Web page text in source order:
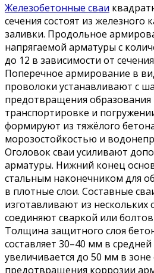
Железобетонные сваи
сечения состоят из железного
заливки. Продольное
напрягаемой арматуры с
до 12 в зависимости от
Поперечное армирование в
проволоки устанавливают с
предотвращения
транспортировке и
формируют из тяжёлого
морозостойкостью и
Оголовок сваи усиливают
арматуры. Нижний конец
стальным наконечником для
в плотные слои. Составные
изготавливают из нескольких
соединяют сваркой или
Толщина защитного слоя
составляет 30–40 мм в средней
увеличивается до 50 мм в зоне
предотвращения коррозии